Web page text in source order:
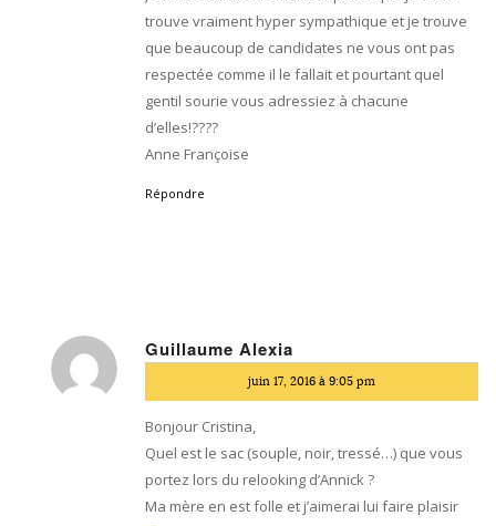
trouve vraiment hyper sympathique et je trouve
que beaucoup de candidates ne vous ont pas
respectée comme il le fallait et pourtant quel
gentil sourie vous adressiez à chacune
d’elles!????
Anne Françoise
Répondre
Guillaume Alexia
juin 17, 2016 à 9:05 pm
Bonjour Cristina,
Quel est le sac (souple, noir, tressé…) que vous
portez lors du relooking d’Annick ?
Ma mère en est folle et j’aimerai lui faire plaisir